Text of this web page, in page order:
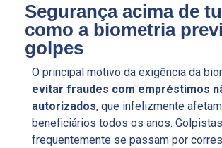
Segurança acima de
como a biometria
golpes
O principal motivo da exigência da
evitar fraudes com empréstimos
autorizados, que infelizmente
beneficiários todos os anos. Golpistas
frequentemente se passam por